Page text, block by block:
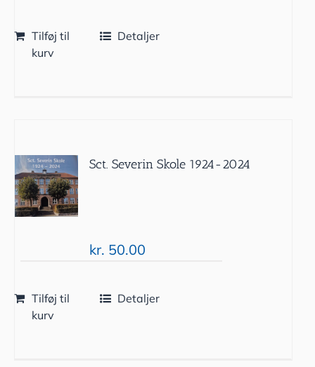
Tilføj til
kurv
Detaljer
Sct. Severin Skole 1924-2024
kr. 50.00
Tilføj til
kurv
Detaljer